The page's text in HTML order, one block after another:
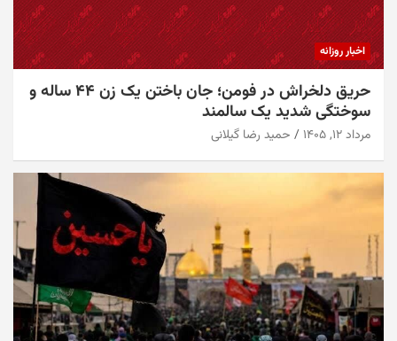
اخبار روزانه
حریق دلخراش در فومن؛ جان باختن یک زن ۴۴ ساله و
سوختگی شدید یک سالمند
مرداد ۱۲, ۱۴۰۵ حمید رضا گیلانی